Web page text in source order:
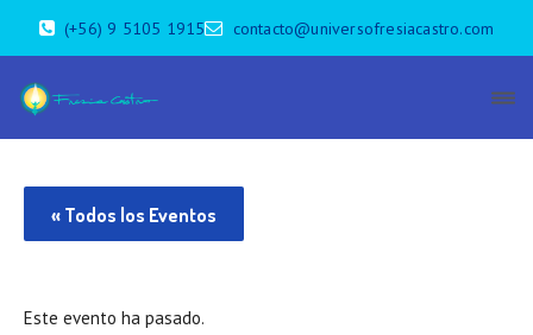
(+56) 9 5105 1915 contacto@universofresiacastro.com
« Todos los Eventos
Este evento ha pasado.